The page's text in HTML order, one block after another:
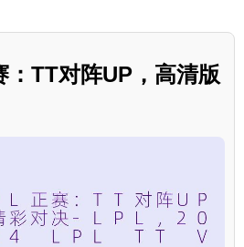
TT对阵UP，高清版